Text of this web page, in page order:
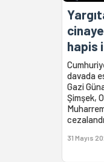
hapis
davada
Gazi
Şimşek,
31 Mayıs